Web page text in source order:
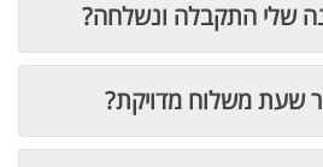
שלי התקבלה ונשלחה?
שעת משלוח מדויקת?